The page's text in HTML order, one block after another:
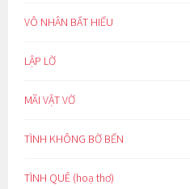
VÔ NHÂN BẤT HIẾU
LẬP LỜ
MÃI VẬT VỜ
TÌNH KHÔNG BỜ BẾN
TÌNH QUÊ (hoạ thơ)